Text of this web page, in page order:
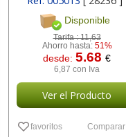
Disponible
Tarifa :11,63
Ahorro hasta: 51%
desde:5.68€
6,87 con Iva
Ver el Producto
favoritos Comparar